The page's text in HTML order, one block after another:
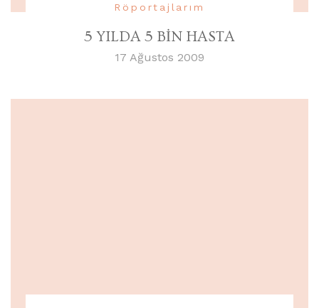
Röportajlarım
5 YILDA 5 BİN HASTA
17 Ağustos 2009